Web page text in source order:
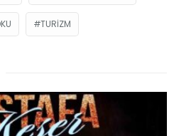
TURIZM